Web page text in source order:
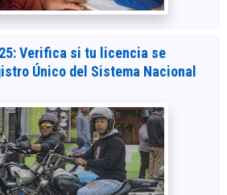
Verifica si tu licencia se
Único del Sistema Nacional